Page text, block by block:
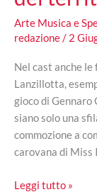
Arte Musica e
redazione/ 2
Nel cast anche
Lanzillotta,
gioco di Gennaro
siano solo una
commozione a
carovana di Miss
Riparte
Leggi tutto »